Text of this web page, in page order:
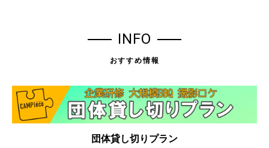
INFO
おすすめ情報
団体貸し切りプラン